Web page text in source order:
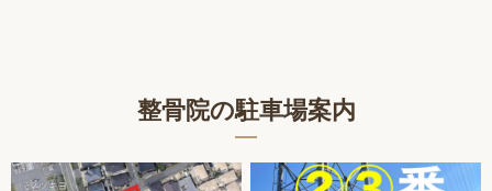
整骨院の駐車場案内